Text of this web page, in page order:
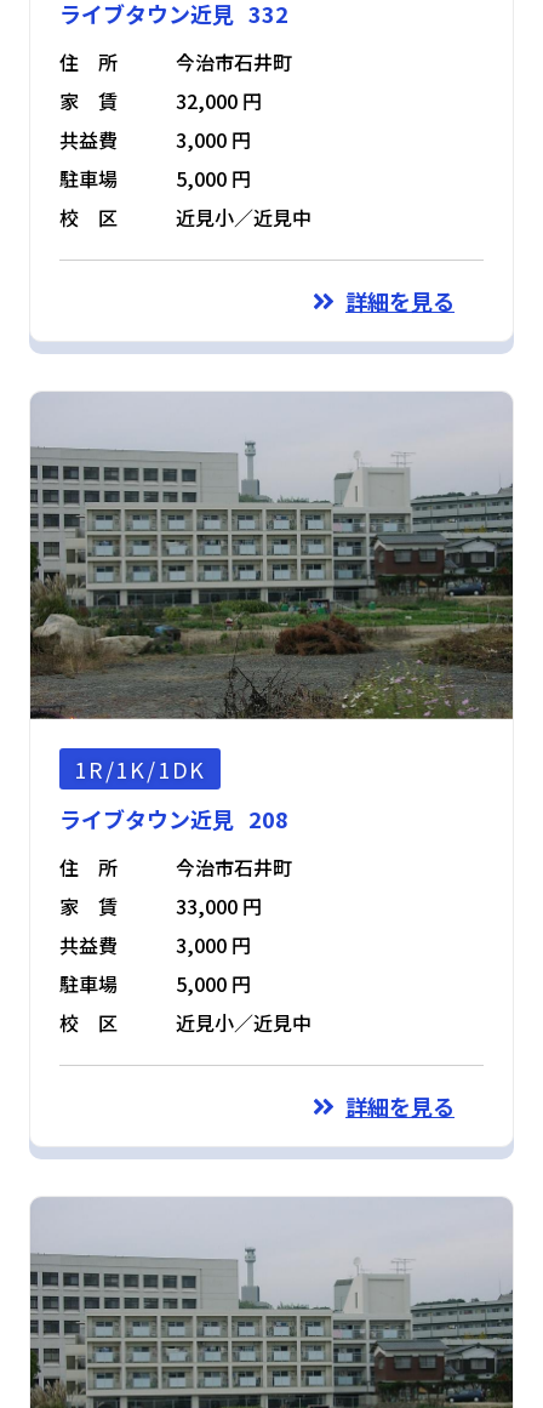
ライブタウン近見 332
住 所
今治市石井町
家 賃
32,000 円
共益費
3,000 円
駐車場
5,000 円
校 区
近見小／近見中
詳細を見る
1R/1K/1DK
ライブタウン近見 208
住 所
今治市石井町
家 賃
33,000 円
共益費
3,000 円
駐車場
5,000 円
校 区
近見小／近見中
詳細を見る